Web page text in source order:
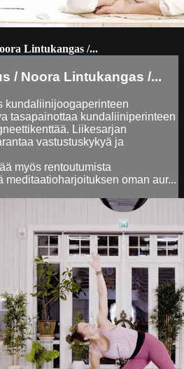
Lintukangas /...
/ Noora Lintukangas /...
kundaliinijoogaperinteen
tasapainottaa kundaliiniperinteen
Liikesarjan
vastustuskykyä ja
myös rentoutumista
meditaatioharjoituksen oman aur...